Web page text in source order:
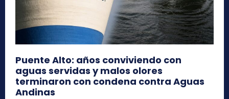
Puente Alto: años conviviendo con
aguas servidas y malos olores
terminaron con condena contra Aguas
Andinas